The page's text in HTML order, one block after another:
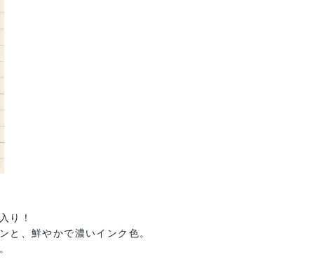
り！
と、鮮やかで濃いインク色。